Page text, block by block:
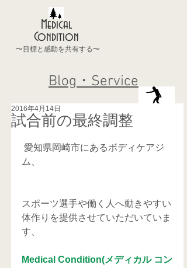
Medical
Condition
〜目標と感動を共有する〜
Blog・Service
試合前の最終調整
2016年4月14日
ム、
スポーツ選手や働く人へ動きやすい
体作りを提供させていただいていま
す、
Medical Condition(メディカル コン